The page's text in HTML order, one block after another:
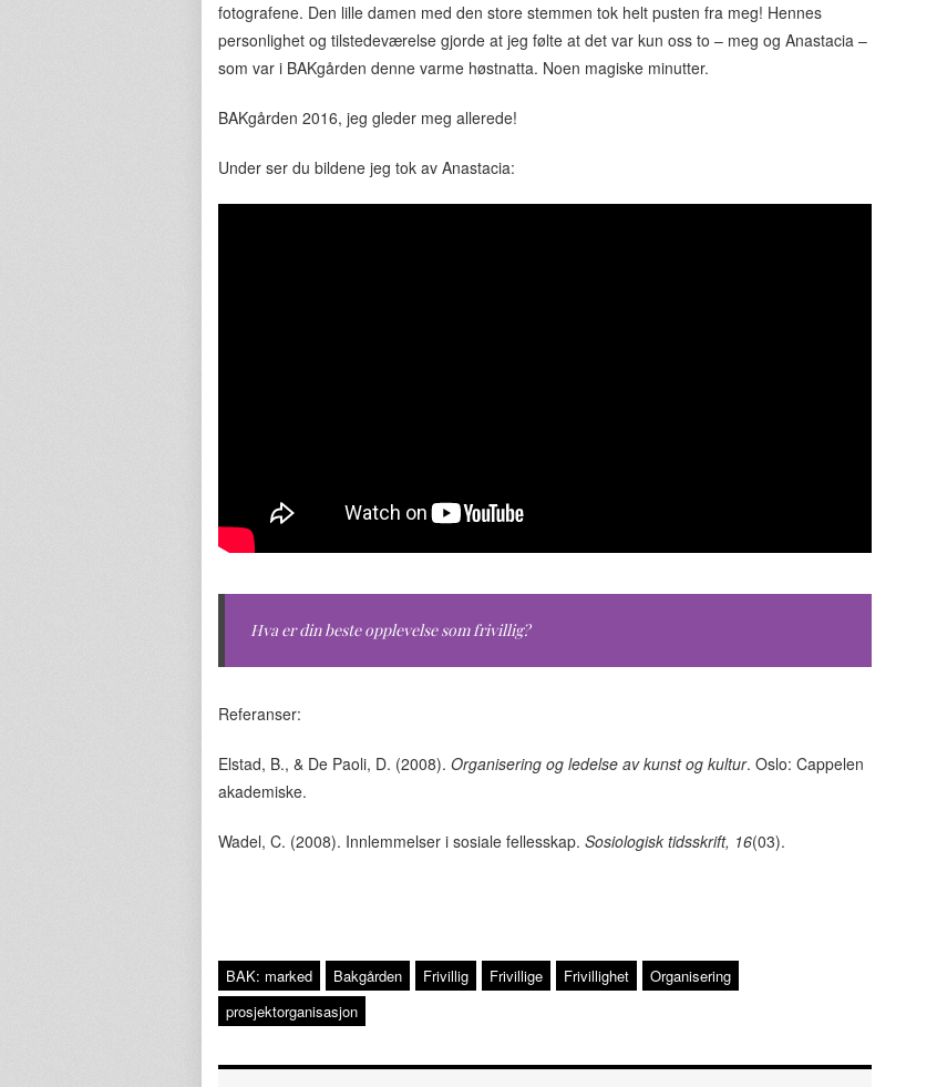
fotografene. Den lille damen med den store stemmen tok helt pusten fra meg! Hennes
personlighet og tilstedeværelse gjorde at jeg følte at det var kun oss to – meg og Anastacia –
som var i BAKgården denne varme høstnatta. Noen magiske minutter.
BAKgården 2016, jeg gleder meg allerede!
Under ser du bildene jeg tok av Anastacia:
Hva er din beste opplevelse som frivillig?
Referanser:
Elstad, B., & De Paoli, D. (2008). Organisering og ledelse av kunst og kultur. Oslo: Cappelen
akademiske.
Wadel, C. (2008). Innlemmelser i sosiale fellesskap. Sosiologisk tidsskrift, 16(03).
BAK: marked Bakgården Frivillig Frivillige Frivillighet
Organisering
prosjektorganisasjon